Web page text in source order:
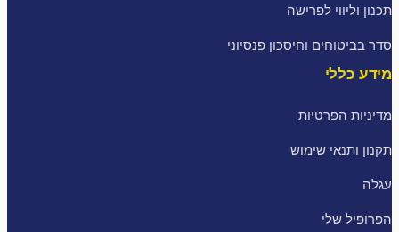
תכנון וליווי לפרישה
סדר בביטוחים וחיסכון פנסיוני
מידע כללי
מדיניות הפרטיות
תקנון ותנאי שימוש
עגלה
הפרופיל שלי